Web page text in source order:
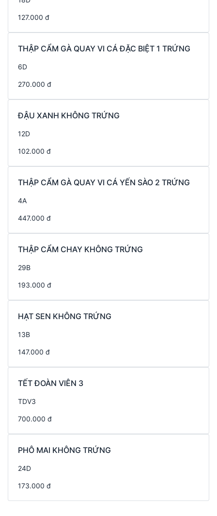
127.000 đ
THẬP CẨM GÀ QUAY VI CÁ ĐẶC BIỆT 1 TRỨNG
6D
270.000 đ
ĐẬU XANH KHÔNG TRỨNG
12D
102.000 đ
THẬP CẨM GÀ QUAY VI CÁ YẾN SÀO 2 TRỨNG
4A
447.000 đ
THẬP CẨM CHAY KHÔNG TRỨNG
29B
193.000 đ
HẠT SEN KHÔNG TRỨNG
13B
147.000 đ
TẾT ĐOÀN VIÊN 3
TDV3
700.000 đ
PHÔ MAI KHÔNG TRỨNG
24D
173.000 đ